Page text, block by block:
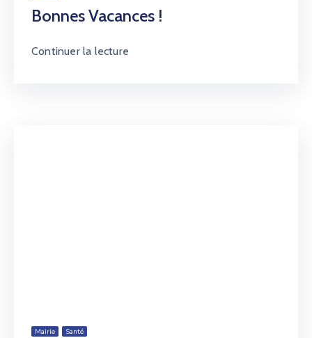
Bonnes Vacances !
Continuer la lecture
Mairie Santé